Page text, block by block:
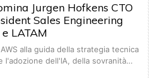
Jurgen Hofkens CTO
Sales Engineering
LATAM
alla guida della strategia tecnica
l'adozione dell'IA, della sovranità…